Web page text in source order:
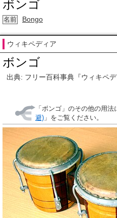
ボンゴ
名前 Bongo
ウィキペディア
ボンゴ
出典: フリー百科事典『ウィキペ
「ボンゴ 」のその他の用法
避) 」をご覧ください。